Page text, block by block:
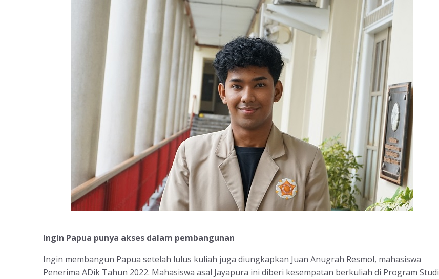
Ingin Papua punya akses dalam pembangunan
Ingin membangun Papua setelah lulus kuliah juga diungkapkan Juan Anugrah Resmol, mahasiswa
Penerima ADik Tahun 2022. Mahasiswa asal Jayapura ini diberi kesempatan berkuliah di Program Studi